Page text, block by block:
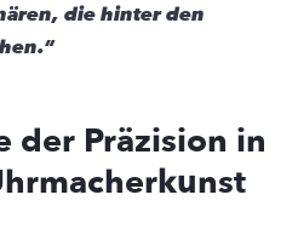
die hinter den
der Präzision in